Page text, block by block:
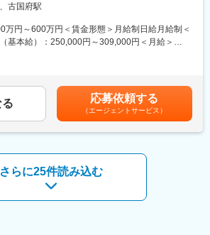
キルを磨きながら、将来的にはプロジェクトマ
ダーとしてのキャリアパスも用意しています。
関連業界での設計・製造経験がある方
に興味があり、積極的に学び挑戦する姿勢を持
の定める業務
式会社石井工作研究所として設立し、2004年ジャ
所に上場、2018年FIG株式会社の傘下企業とな
当社は半導体製造後工程装置や自動車関連部品
集します。
下の業務を担当していただきます。
や自動車関連装置の設計・製造
開発
AGV・AMR）等の新規事業開発
業との連携・プロジェクト推進
古国府駅
万円～600万円＜賃金形態＞月給制日給月給制＜
基本給）：250,000円～309,000円＜月給＞
固定手当を含めた表記です。応募依頼する
（エージェントサービス）
さらに25件読み込む